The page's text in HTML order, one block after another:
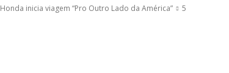
Honda inicia viagem “Pro Outro Lado da América” 5